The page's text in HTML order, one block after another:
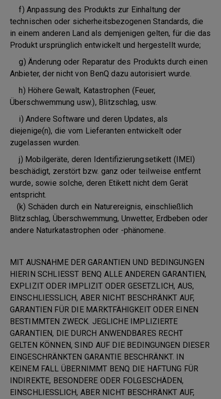
f) Anpassung des Produkts zur Einhaltung der
technischen oder sicherheitsbezogenen Standards, die
in einem anderen Land als demjenigen gelten, für die das
Produkt ursprünglich entwickelt und hergestellt wurde;
g) Änderung oder Reparatur des Produkts durch einen
Anbieter, der nicht von BenQ dazu autorisiert wurde.
h) Höhere Gewalt, Katastrophen (Feuer,
Überschwemmung usw.), Blitzschlag, usw.
i) Andere Software und deren Updates, als
diejenige(n), die vom Lieferanten entwickelt oder
zugelassen wurden.
j) Mobilgeräte, deren Identifizierungsetikett (IMEI)
beschädigt, zerstört bzw. ganz oder teilweise entfernt
wurde, sowie solche, deren Etikett nicht dem Gerät
entspricht.
(k) Schäden durch ein Naturereignis, einschließlich
Blitzschlag, Überschwemmung, Unwetter, Erdbeben oder
andere Naturkatastrophen oder -phänomene.
MIT AUSNAHME DER GARANTIEN UND BEDINGUNGEN
HIERIN SCHLIESST BENQ ALLE ANDEREN GARANTIEN,
EXPLIZIT ODER IMPLIZIT ODER GESETZLICH, AUS,
EINSCHLIESSLICH, ABER NICHT BESCHRÄNKT AUF,
GARANTIEN FÜR DIE MARKTFÄHIGKEIT ODER EINEN
BESTIMMTEN ZWECK. JEGLICHE IMPLIZIERTE
GARANTIEN, DIE DURCH ANWENDBARES RECHT
GELTEN KÖNNEN, SIND AUF DIE BEDINGUNGEN DIESER
EINGESCHRÄNKTEN GARANTIE BESCHRÄNKT. IN
KEINEM FALL ÜBERNIMMT BENQ DIE HAFTUNG FÜR
INDIREKTE, BESONDERE ODER FOLGESCHÄDEN,
EINSCHLIESSLICH, ABER NICHT BESCHRÄNKT AUF,